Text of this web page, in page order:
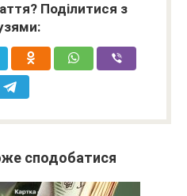
Поділитися з
сподобатися